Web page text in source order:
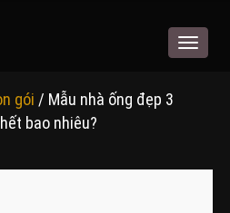
Toggle
gói / Mẫu nhà ống đẹp 3
bao nhiêu?